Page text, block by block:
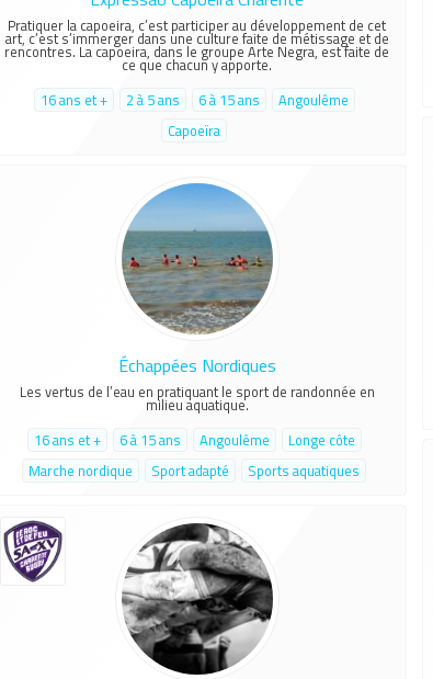
Pratiquer la capoeira, c’est participer au développement de cet
art, c’est s’immerger dans une culture faite de métissage et de
rencontres. La capoeira, dans le groupe Arte Negra, est faite de
ce que chacun y apporte.
16 ans et +
2 à 5 ans 6 à 15 ans
Angoulême
Capoeïra
Échappées Nordiques
Les vertus de l’eau en pratiquant le sport de randonnée en
milieu aquatique.
16 ans et +
6 à 15 ans Angoulême
Longe côte
Marche nordique
Sport adapté Sports aquatiques